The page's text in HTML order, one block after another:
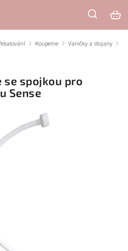
/ Koupeme / Vaničky a stojany /
se spojkou pro
Sense